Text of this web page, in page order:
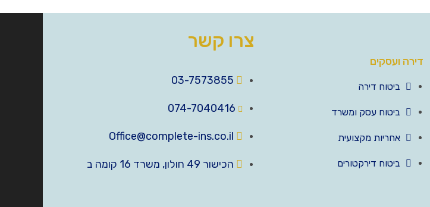
דירה ועסקים
ביטוח דירה
ביטוח עסק ומשרד
אחריות מקצועית
ביטוח דירקטורים
צרו קשר
03-7573855
074-7040416
Office@complete-ins.co.il
הכישור 49 חולון, משרד 16 קומה ב